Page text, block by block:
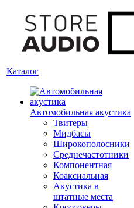
Каталог
Автомобильная акустика
Твитеры
Мидбасы
Широкополосники
Среднечастотники
Компонентная
Коаксиальная
Акустика в
штатные места